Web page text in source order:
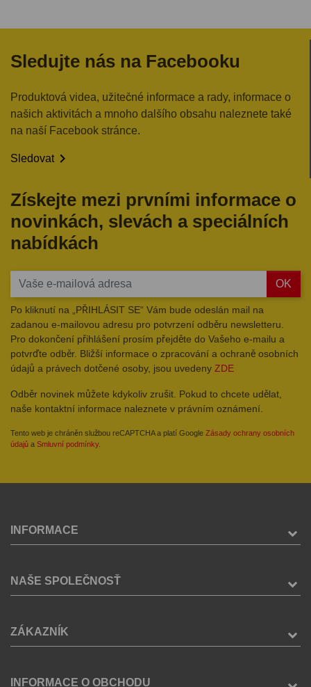
Sledujte nás na Facebooku
Produktová videa, užitečné informace a rady, informace o
našich aktivitách a mnoho dalšího obsahu naleznete také
na naší Facebook stránce.
Sledovat
Získejte mezi prvními informace o
novinkách, slevách a speciálních
nabídkách
OK
Po kliknutí na „PŘIHLÁSIT SE“ Vám bude odeslán mail na
zadanou e-mailovou adresu pro potvrzení odběru newsletteru.
Pro dokončení přihlášení prosím přejděte do Vašeho e-mailu a
potvrďte odběr. Bližší informace o zpracování a ochraně osobních
údajů a právech dotčené osoby, jsou uvedeny ZDE
Odběr novinek můžete kdykoliv zrušit. Pokud to chcete udělat,
naše kontaktní informace naleznete v právním oznámení.
Tento web je chráněn službou reCAPTCHA a platí Google Zásady ochrany osobních
údajů a Smluvní podmínky.
INFORMACE
NAŠE SPOLEČNOSŤ
ZÁKAZNÍK
INFORMACE O OBCHODU